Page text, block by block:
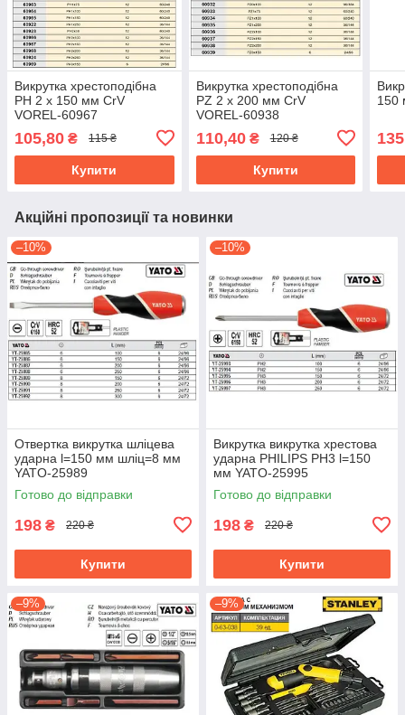
Викрутка хрестоподібна
PH 2 х 150 мм CrV
VOREL-60967
105,80 ₴ 115 ₴
Купити
Викрутка хрестоподібна
PZ 2 х 200 мм CrV
VOREL-60938
110,40₴ 120 ₴
Купити
150
Акційні пропозиції та новинки
–10%
Отвертка викрутка шліцева
ударна l=150 мм шліц=8 мм
YATO-25989
Готово до відправки
198 ₴ 220 ₴
Купити
–10%
Викрутка викрутка хрестова
ударна PHILIPS PH3 l=150
мм YATO-25995
Готово до відправки
198 ₴ 220 ₴
Купити
–9% –9%